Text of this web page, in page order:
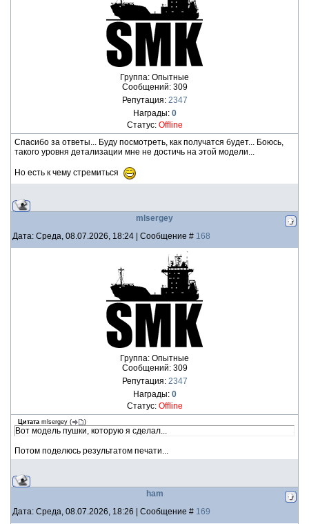
Группа: Опытные
Сообщений: 309
Репутация: 2347
Награды: 0
Статус: Offline
Спасибо за ответы... Буду посмотреть, как получатся будет... Боюсь,
такого уровня детализации мне не достичь на этой модели...
Но есть к чему стремиться
mlsergey
Дата: Среда, 08.07.2026, 18:24 | Сообщение # 168
Группа: Опытные
Сообщений: 309
Репутация: 2347
Награды: 0
Статус: Offline
Цитата mlsergey ( )
Вот модель пушки, которую я сделал...
Потом поделюсь результатом печати...
ham
Дата: Среда, 08.07.2026, 18:26 | Сообщение # 169